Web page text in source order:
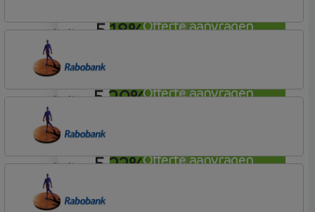
Offerte aanvragen
5,18%
Offerte aanvragen
annuiteit
5,20%
Offerte aanvragen
Tulp Hypotheken
Tulp Riant Hypotheek
annuiteit
5,22%
Rabobank Spaarbank
Plusvoorwaarden (Incl. Korting)
annuiteit
Rabobank Spaarbank
Basisvoorwaarden